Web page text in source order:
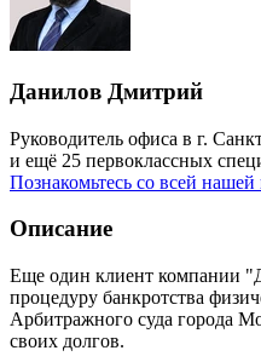
Данилов Дмитрий
Руководитель офиса в г.
и ещё 25 первоклассных
Познакомьтесь со всей
Описание
Еще один клиент
процедуру банкротства
Арбитражного суда города
своих долгов.